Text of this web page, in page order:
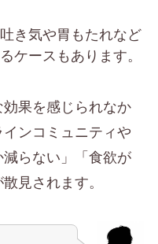
吐き気や胃もたれなど
ケースもあります。
果を感じられなか
ンコミュニティや
らない」「食欲が
見されます。